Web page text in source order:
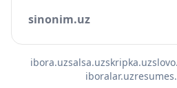
sinonim.uz
ibora.uzsalsa.uzskripka.uz
iboralar.uz